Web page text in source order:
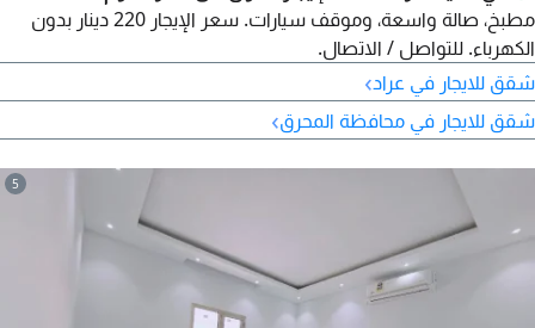
مطبخ، صالة واسعة، وموقف سيارات. سعر الإيجار 220 دينار بدون
الكهرباء. للتواصل / الاتصال.
شقق للايجار في عراد›
شقق للايجار في محافظة المحرق›
5